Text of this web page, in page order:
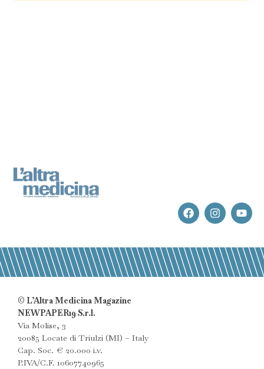
© L’Altra Medicina Magazine
NEWPAPER19 S.r.l.
Via Molise, 3
20085 Locate di Triulzi (MI) – Italy
Cap. Soc. € 20.000 i.v.
P.IVA/C.F. 10607740965